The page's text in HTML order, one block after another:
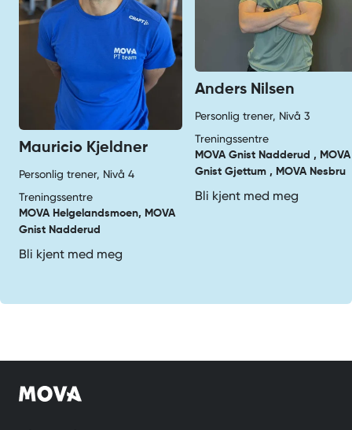
Mauricio Kjeldner
Personlig trener, Nivå 4
Treningssentre
MOVA Helgelandsmoen, MOVA
Gnist Nadderud
Bli kjent med meg
Anders Nilsen
Personlig trener, Nivå 3
Treningssentre
MOVA Gnist Nadderud , MOVA
Gnist Gjettum , MOVA Nesbru
Bli kjent med meg